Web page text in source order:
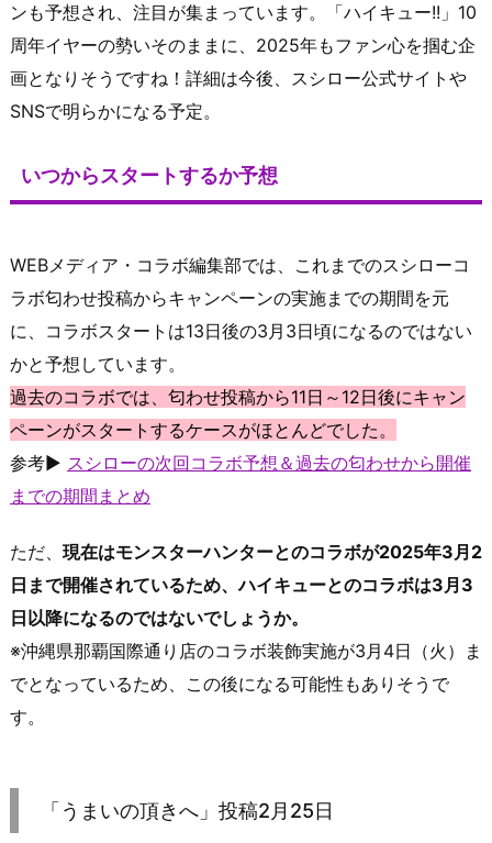
ンも予想され、注目が集まっています。「ハイキュー!!」10
周年イヤーの勢いそのままに、2025年もファン心を掴む企
画となりそうですね！詳細は今後、スシロー公式サイトや
SNSで明らかになる予定。
いつからスタートするか予想
WEBメディア・コラボ編集部では、これまでのスシローコ
ラボ匂わせ投稿からキャンペーンの実施までの期間を元
に、コラボスタートは13日後の3月3日頃になるのではない
かと予想しています。
過去のコラボでは、匂わせ投稿から11日～12日後にキャン
ペーンがスタートするケースがほとんどでした。
参考▶ スシローの次回コラボ予想＆過去の匂わせから開催
までの期間まとめ
ただ、 現在はモンスターハンターとのコラボが2025年3月2
日まで開催されているため、ハイキューとのコラボは3月3
日以降になるのではないでしょうか。
※沖縄県那覇国際通り店のコラボ装飾実施が3月4日（火）ま
でとなっているため、この後になる可能性もありそうで
す。
「うまいの頂きへ」投稿2月25日